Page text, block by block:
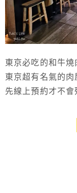
東京必吃的和牛
東京超有名氣的
先線上預約才不
情況發生，肉肉
比、肉香滿溢，